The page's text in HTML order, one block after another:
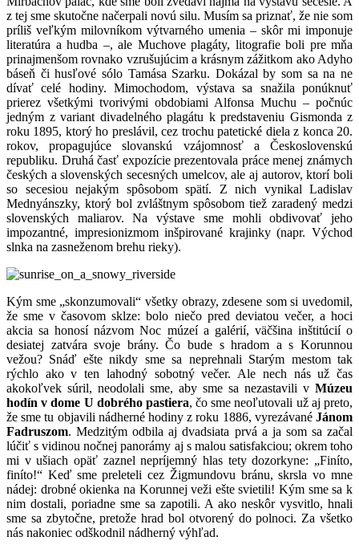
z tej sme skutočne načerpali novú silu. Musím sa priznať, že nie som
príliš veľkým milovníkom výtvarného umenia – skôr mi imponuje
literatúra a hudba –, ale Muchove plagáty, litografie boli pre mňa
prinajmenšom rovnako vzrušujúcim a krásnym zážitkom ako Adyho
báseň či husľové sólo Tamása Szarku. Dokázal by som sa na ne
dívať celé hodiny. Mimochodom, výstava sa snažila ponúknuť
prierez všetkými tvorivými obdobiami Alfonsa Muchu – počnúc
jedným z variant divadelného plagátu k predstaveniu Gismonda z
roku 1895, ktorý ho preslávil, cez trochu patetické diela z konca 20.
rokov, propagujúce slovanskú vzájomnosť a Československú
republiku. Druhá časť expozície prezentovala práce menej známych
českých a slovenských secesných umelcov, ale aj autorov, ktorí boli
so secesiou nejakým spôsobom spätí. Z nich vynikal Ladislav
Mednyánszky, ktorý bol zvláštnym spôsobom tiež zaradený medzi
slovenských maliarov. Na výstave sme mohli obdivovať jeho
impozantné, impresionizmom inšpirované krajinky (napr. Východ
slnka na zasneženom brehu rieky).
Kým sme „skonzumovali“ všetky obrazy, zdesene som si uvedomil,
že sme v časovom sklze: bolo niečo pred deviatou večer, a hoci
akcia sa honosí názvom Noc múzeí a galérií, väčšina inštitúcií o
desiatej zatvára svoje brány. Čo bude s hradom a s Korunnou
vežou? Snáď ešte nikdy sme sa neprehnali Starým mestom tak
rýchlo ako v ten lahodný sobotný večer. Ale nech nás už čas
akokoľvek súril, neodolali sme, aby sme sa nezastavili v Múzeu
hodín v dome U dobrého pastiera, čo sme neoľutovali už aj preto,
že sme tu objavili nádherné hodiny z roku 1886, vyrezávané Jánom
Fadruszom. Medzitým odbila aj dvadsiata prvá a ja som sa začal
lúčiť s vidinou nočnej panorámy aj s malou satisfakciou; okrem toho
mi v ušiach opäť zaznel nepríjemný hlas tety dozorkyne: „Finíto,
finíto!“ Keď sme preleteli cez Žigmundovu bránu, skrsla vo mne
nádej: drobné okienka na Korunnej veži ešte svietili! Kým sme sa k
nim dostali, poriadne sme sa zapotili. A ako neskôr vysvitlo, hnali
sme sa zbytočne, pretože hrad bol otvorený do polnoci. Za všetko
nás nakoniec odškodnil nádherný výhľad.